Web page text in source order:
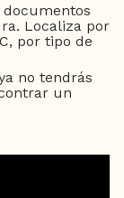
Localiza por
por tipo de
no tendrás
un